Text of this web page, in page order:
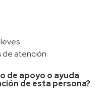
de atención
de apoyo o ayuda
de esta persona?